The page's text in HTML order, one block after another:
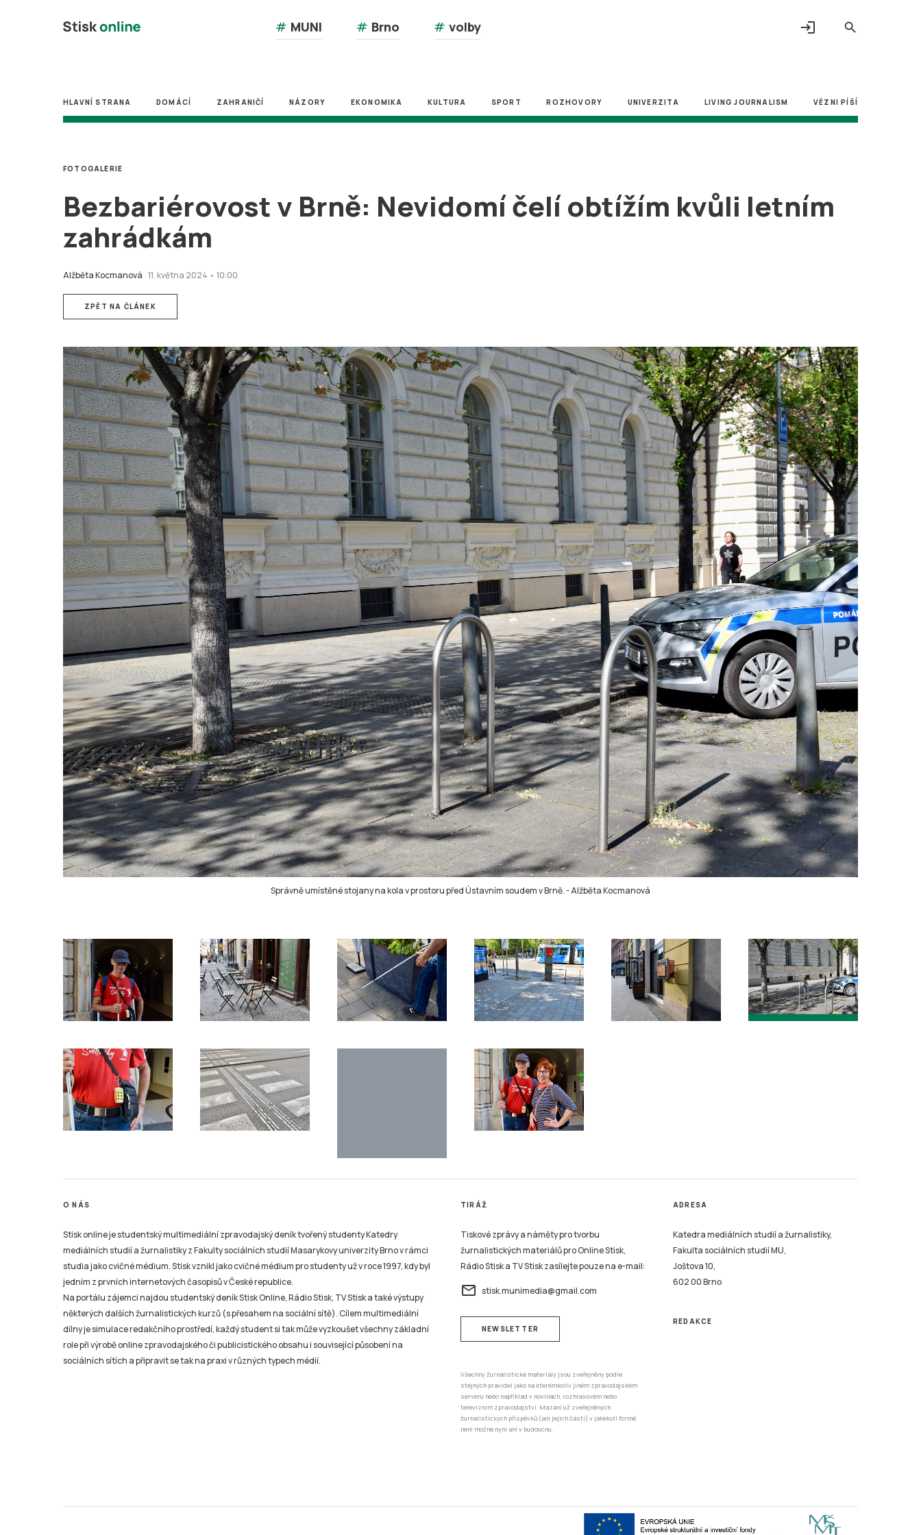
search
# MUNI # Brno # volby login
HLAVNÍ STRANA DOMÁCÍ ZAHRANIČÍ NÁZORY EKONOMIKA KULTURA SPORT ROZHOVORY UNIVERZITA LIVING JOURNALISM VĚZNI PÍŠÍ
Bezbariérovost v Brně: Nevidomí čelí obtížím kvůli letním
zahrádkám
Alžběta Kocmanová 11. května 2024 • 10:00
FOTOGALERIE
ZPĚT NA ČLÁNEK
Správně umístěné stojany na kola v prostoru před Ústavním soudem v Brně.-Alžběta Kocmanová
O NÁS
Stisk online je studentský multimediální zpravodajský deník tvořený studenty Katedry
studia jako cvičné médium. Stisk vznikl jako cvičné médium pro studenty už v roce 1997, kdy byl
jedním z prvních internetových časopisů v České republice.
Na portálu zájemci najdou studentský deník Stisk Online, Rádio Stisk, TV Stisk a také výstupy
některých dalších žurnalistických kurzů (s přesahem na sociální sítě). Cílem multimediální
dílny je simulace redakčního prostředí, každý student si tak může vyzkoušet všechny základní
role při výrobě online zpravodajského či publicistického obsahu i související působení na
sociálních sítích a připravit se tak na praxi v různých typech médií.
TIRÁŽ
Tiskové zprávy a náměty pro tvorbu
Rádio Stisk a TV Stisk zasílejte pouze na e-mail:
email stisk.munimedia@gmail.com
televizním zpravodajství. Mazání už zveřejněných
žurnalistických příspěvků (ani jejich částí) v jakékoli formě
není možné nyní ani v budoucnu.
ADRESA
Katedra mediálních studií a žurnalistiky,
Joštova 10,
602 00 Brno